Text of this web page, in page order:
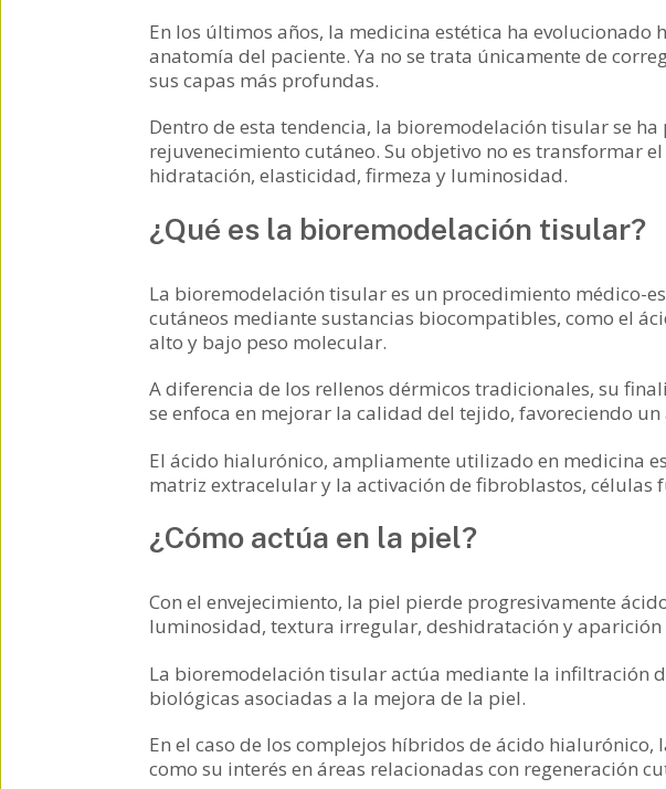
En los últimos años, la medicina estética ha evolucionado
anatomía del paciente. Ya no se trata únicamente de
sus capas más profundas.
Dentro de esta tendencia, la bioremodelación tisular se
rejuvenecimiento cutáneo. Su objetivo no es transformar
hidratación, elasticidad, firmeza y luminosidad.
¿Qué es la bioremodelación tisular?
La bioremodelación tisular es un procedimiento médico-
cutáneos mediante sustancias biocompatibles, como el
alto y bajo peso molecular.
A diferencia de los rellenos dérmicos tradicionales, su
se enfoca en mejorar la calidad del tejido, favoreciendo
El ácido hialurónico, ampliamente utilizado en medicina
matriz extracelular y la activación de fibroblastos,
¿Cómo actúa en la piel?
Con el envejecimiento, la piel pierde progresivamente
luminosidad, textura irregular, deshidratación y aparición
La bioremodelación tisular actúa mediante la infiltración
biológicas asociadas a la mejora de la piel.
En el caso de los complejos híbridos de ácido
como su interés en áreas relacionadas con regeneración